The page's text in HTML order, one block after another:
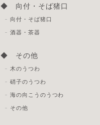
◆ 向付・そば猪口
向付・そば猪口
酒器・茶器
◆ その他
木のうつわ
硝子のうつわ
海の向こうのうつわ
その他